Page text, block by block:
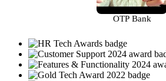
OTP Bank